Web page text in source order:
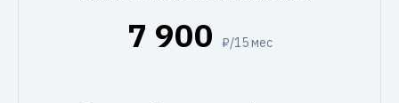
7 900 ₽/15 мес